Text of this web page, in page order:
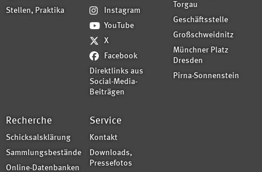
Stellen, Praktika
Instagram
YouTube
X
Facebook
Direktlinks aus
Social-Media-
Beiträgen
Torgau
Geschäftsstelle
Großschweidnitz
Münchner Platz
Dresden
Pirna-Sonnenstein
Recherche
Schicksalsklärung
Sammlungsbestände
Online-Datenbanken
Service
Kontakt
Downloads,
Pressefotos